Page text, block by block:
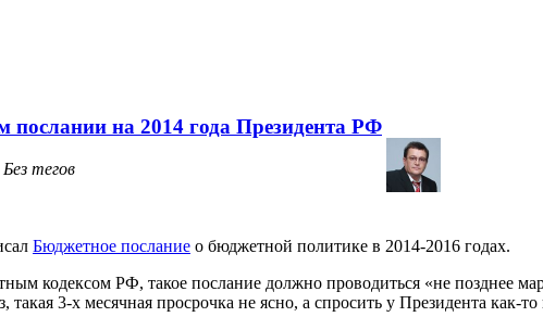
послании на 2014 года Президента РФ
Без тегов
Бюджетное послание о бюджетной политике в 2014-2016 годах.
кодексом РФ, такое послание должно проводиться «не позднее
3-х месячная просрочка не ясно, а спросить у Президента как-